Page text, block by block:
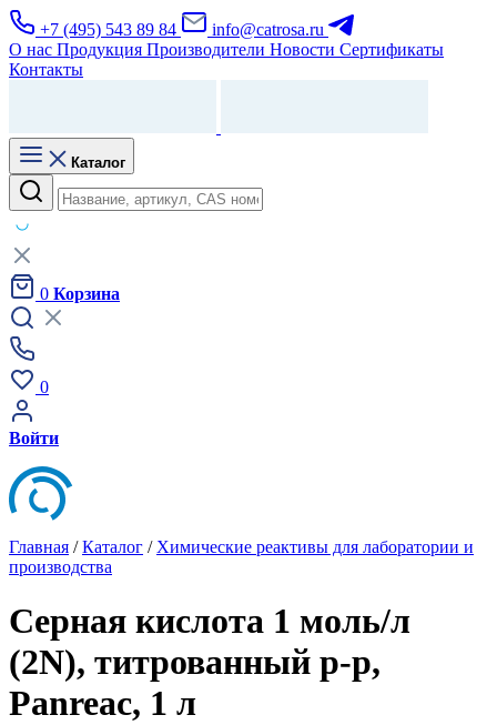
+7 (495) 543 89 84
info@catrosa.ru
О нас Продукция Производители Новости Сертификаты
Контакты
Каталог
0 Корзина
0
Войти
Главная /Каталог / Химические реактивы для лаборатории и
производства
Серная кислота 1 моль/л
(2N), титрованный р-р,
Panreac, 1 л